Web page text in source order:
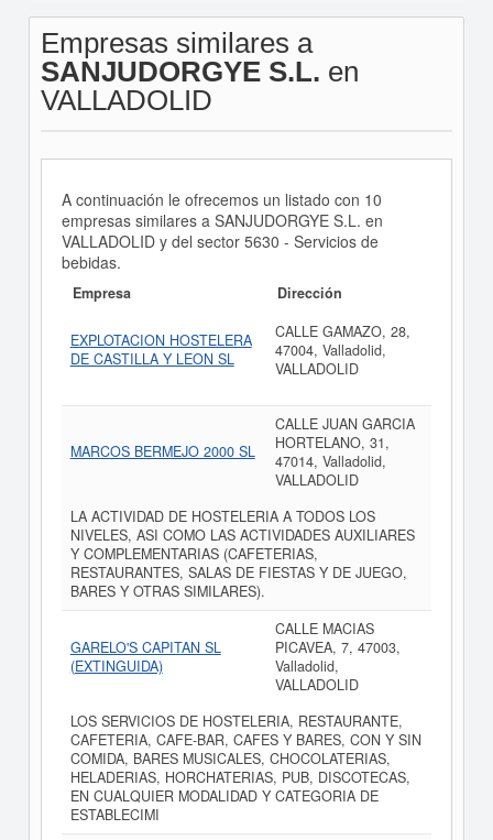
Empresas similares a
SANJUDORGYE S.L. en
VALLADOLID
A continuación le ofrecemos un listado con 10
empresas similares a SANJUDORGYE S.L. en
VALLADOLID y del sector 5630 - Servicios de
bebidas.
Empresa Dirección
EXPLOTACION HOSTELERA
DE CASTILLA Y LEON SL
CALLE GAMAZO, 28,
47004, Valladolid,
VALLADOLID
MARCOS BERMEJO 2000 SL
CALLE JUAN GARCIA
HORTELANO, 31,
47014, Valladolid,
VALLADOLID
LA ACTIVIDAD DE HOSTELERIA A TODOS LOS
NIVELES, ASI COMO LAS ACTIVIDADES AUXILIARES
Y COMPLEMENTARIAS (CAFETERIAS,
RESTAURANTES, SALAS DE FIESTAS Y DE JUEGO,
BARES Y OTRAS SIMILARES).
GARELO'S CAPITAN SL
(EXTINGUIDA)
CALLE MACIAS
PICAVEA, 7, 47003,
Valladolid,
VALLADOLID
LOS SERVICIOS DE HOSTELERIA, RESTAURANTE,
CAFETERIA, CAFE-BAR, CAFES Y BARES, CON Y SIN
COMIDA, BARES MUSICALES, CHOCOLATERIAS,
HELADERIAS, HORCHATERIAS, PUB, DISCOTECAS,
EN CUALQUIER MODALIDAD Y CATEGORIA DE
ESTABLECIMI